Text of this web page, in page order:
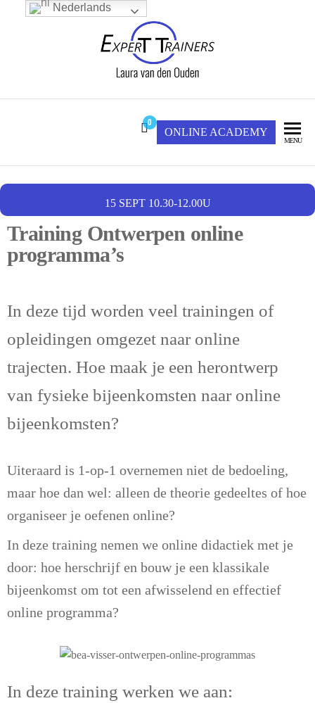
Expert Trainers
OUDEN
ONLINE ACADEMY
0
MENU
15 SEPT 10.30-12.00U
Training Ontwerpen online
programma’s
In deze tijd worden veel trainingen of
opleidingen omgezet naar online
trajecten. Hoe maak je een herontwerp
van fysieke bijeenkomsten naar online
bijeenkomsten?
Uiteraard is 1-op-1 overnemen niet de bedoeling,
maar hoe dan wel: alleen de theorie gedeeltes of hoe
organiseer je oefenen online?
In deze training nemen we online didactiek met je
door: hoe herschrijf en bouw je een klassikale
bijeenkomst om tot een afwisselend en effectief
online programma?
In deze training werken we aan:
Nederlands